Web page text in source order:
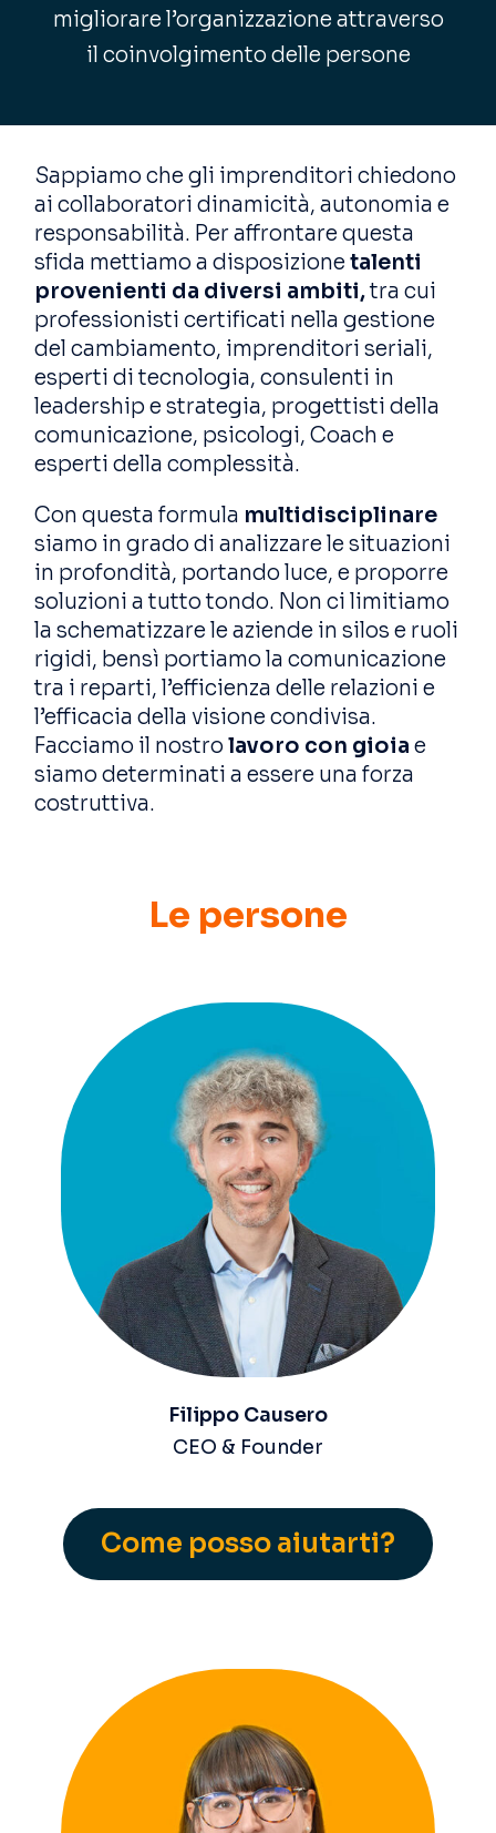
migliorare l’organizzazione attraverso
il coinvolgimento delle persone
Sappiamo che gli imprenditori chiedono
ai collaboratori dinamicità, autonomia e
responsabilità. Per affrontare questa
sfida mettiamo a disposizione talenti
provenienti da diversi ambiti,tra cui
professionisti certificati nella gestione
del cambiamento, imprenditori seriali,
esperti di tecnologia, consulenti in
leadership e strategia, progettisti della
comunicazione, psicologi, Coach e
esperti della complessità.
Con questa formula multidisciplinare
siamo in grado di analizzare le situazioni
in profondità, portando luce, e proporre
soluzioni a tutto tondo. Non ci limitiamo
la schematizzare le aziende in silos e ruoli
rigidi, bensì portiamo la comunicazione
tra i reparti, l’efficienza delle relazioni e
l’efficacia della visione condivisa.
Facciamo il nostrolavoro con gioia e
siamo determinati a essere una forza
costruttiva.
Le persone
Filippo Causero
CEO & Founder
Come posso aiutarti?